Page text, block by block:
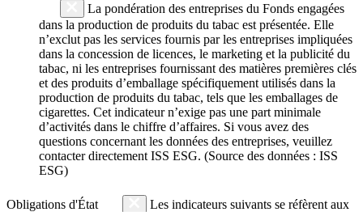
La pondération des entreprises du Fonds engagées
dans la production de produits du tabac est présentée. Elle
n’exclut pas les services fournis par les entreprises impliquées
dans la concession de licences, le marketing et la publicité du
tabac, ni les entreprises fournissant des matières premières clés
et des produits d’emballage spécifiquement utilisés dans la
production de produits du tabac, tels que les emballages de
cigarettes. Cet indicateur n’exige pas une part minimale
d’activités dans le chiffre d’affaires. Si vous avez des
questions concernant les données des entreprises, veuillez
contacter directement ISS ESG. (Source des données : ISS
ESG)
Obligations d'État
Les indicateurs suivants se réfèrent aux